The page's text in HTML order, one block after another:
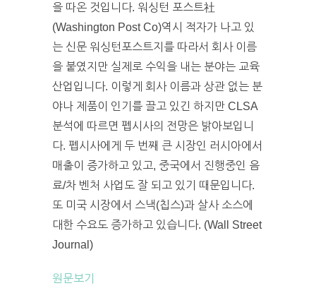
을 따온 것입니다. 워싱턴 포스트社
(Washington Post Co)역시 적자가 나고 있
는 신문 워싱턴포스트지를 따라서 회사 이름
을 붙였지만 실제로 수익을 내는 분야는 교육
산업입니다. 이렇게 회사 이름과 상관 없는 분
야나 제품이 인기를 끌고 있긴 하지만 CLSA
분석에 따르면 펩시사의 전망은 밝아보입니
다. 펩시사에게 두 번째 큰 시장인 러시아에서
매출이 증가하고 있고, 중국에서 진행중인 음
료/차 벤처 사업도 잘 되고 있기 때문입니다.
또 미국 시장에서 스낵(칩스)과 살사 소스에
대한 수요도 증가하고 있습니다. (Wall Street
Journal)
원문보기